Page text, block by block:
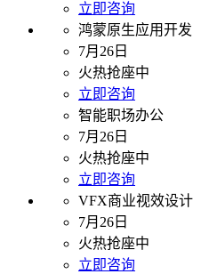
立即咨询
鸿蒙原生应用开发
7月26日
火热抢座中
立即咨询
智能职场办公
7月26日
火热抢座中
立即咨询
VFX商业视效设计
7月26日
火热抢座中
立即咨询